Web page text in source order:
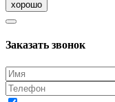
хорошо
Заказать звонок